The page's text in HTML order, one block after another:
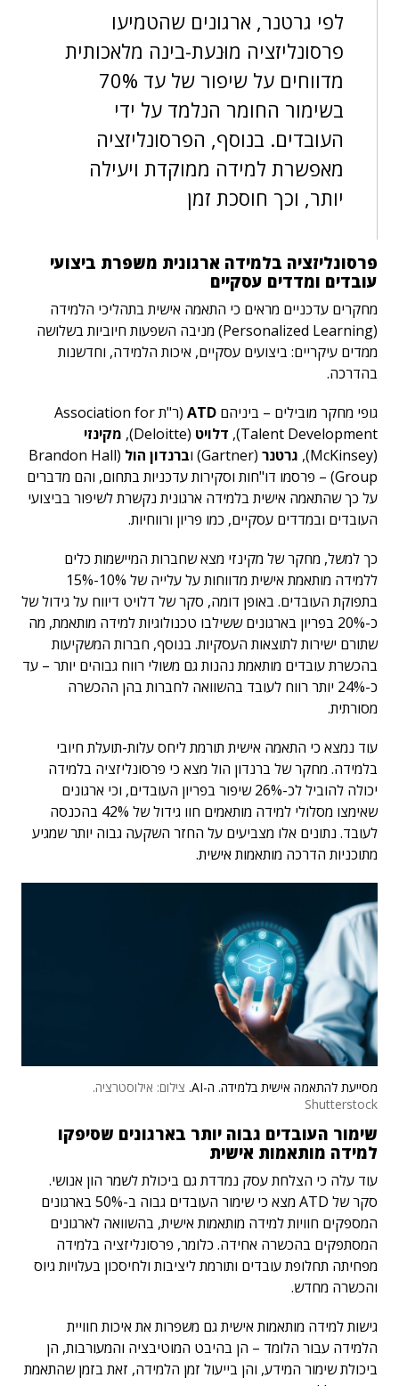
לפי גרטנר, ארגונים שהטמיעו
פרסונליזציה מוּנעת-בינה מלאכותית
מדווחים על שיפור של עד 70%
בשימור החומר הנלמד על ידי
העובדים. בנוסף, הפרסונליזציה
מאפשרת למידה ממוקדת ויעילה
יותר, וכך חוסכת זמן
פרסונליזציה בלמידה ארגונית משפרת ביצועי
עובדים ומדדים עסקיים
מחקרים עדכניים מראים כי התאמה אישית בתהליכי הלמידה
(Personalized Learning) מניבה השפעות חיוביות בשלושה
ממדים עיקריים: ביצועים עסקיים, איכות הלמידה, וחדשנות
בהדרכה.
גופי מחקר מובילים – ביניהם ATD
(ר"ת Association for
Talent Development),
דלויט (Deloitte),
מקינזי
(McKinsey),
גרטנר (Gartner) ו ברנדון הול (Brandon Hall
Group) – פרסמו דו"חות וסקירות עדכניות בתחום, והם מדברים
על כך שהתאמה אישית בלמידה ארגונית נקשרת לשיפור בביצועי
העובדים ובמדדים עסקיים, כמו פריון ורווחיות.
כך למשל, מחקר של מקינזי מצא שחברות המיישמות כלים
ללמידה מותאמת אישית מדווחות על עלייה של 10%-15%
בתפוקת העובדים. באופן דומה, סקר של דלויט דיווח על גידול של
כ-20% בפריון בארגונים ששילבו טכנולוגיות למידה מותאמת, מה
שתורם ישירות לתוצאות העסקיות. בנוסף, חברות המשקיעות
בהכשרת עובדים מותאמת נהנות גם משולי רווח גבוהים יותר – עד
כ-24% יותר רווח לעובד בהשוואה לחברות בהן ההכשרה
מסורתית.
עוד נמצא כי התאמה אישית תורמת ליחס עלות-תועלת חיובי
בלמידה. מחקר של ברנדון הול מצא כי פרסונליזציה בלמידה
יכולה להוביל לכ-26% שיפור בפריון העובדים, וכי ארגונים
שאימצו מסלולי למידה מותאמים חוו גידול של 42% בהכנסה
לעובד. נתונים אלו מצביעים על החזר השקעה גבוה יותר שמגיע
מתוכניות הדרכה מותאמות אישית.
מסייעת להתאמה אישית בלמידה. ה-AI.
צילום: אילוסטרציה.
Shutterstock
שימור העובדים גבוה יותר בארגונים שסיפקו
למידה מותאמות אישית
עוד עלה כי הצלחת עסק נמדדת גם ביכולת לשמר הון אנושי.
סקר של ATD מצא כי שימור העובדים גבוה ב-50% בארגונים
המספקים חוויות למידה מותאמות אישית, בהשוואה לארגונים
המסתפקים בהכשרה אחידה. כלומר, פרסונליזציה בלמידה
מפחיתה תחלופת עובדים ותורמת ליציבות ולחיסכון בעלויות גיוס
והכשרה מחדש.
גישות למידה מותאמות אישית גם משפרות את איכות חוויית
הלמידה עבור הלומד – הן בהיבט המוטיבציה והמעורבות, הן
ביכולת שימור המידע, והן בייעול זמן הלמידה, זאת בזמן שהתאמת